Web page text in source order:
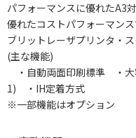
パフォーマンスに優れたA3対
優れたコストパフォーマン
ブリットレーザプリンタ・ス
(主な機能)
・自動両面印刷標準 ・大
1) ・IH定着方式
※一部機能はオプション